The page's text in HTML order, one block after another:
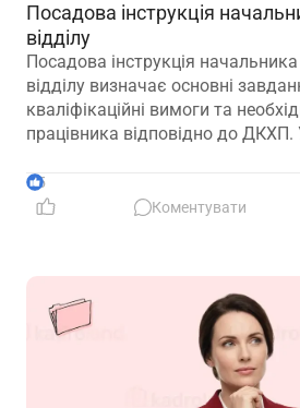
Посадова інструкція
відділу
Посадова інструкція
відділу визначає основні
кваліфікаційні вимоги та
працівника відповідно до ДКХП.
до особливостей діяльності
5
Коментувати